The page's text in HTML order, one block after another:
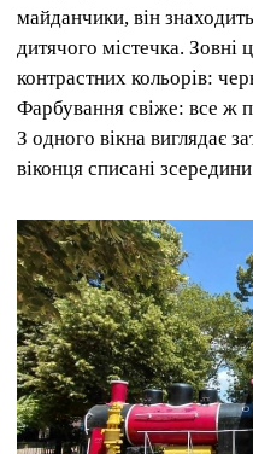
майданчики, він
дитячого містечка. Зовні
контрастних кольорів:
Фарбування свіже: все ж
З одного вікна виглядає
віконця списані зсередини